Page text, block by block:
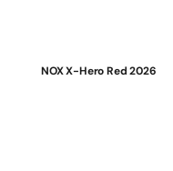
NOX X-Hero Red 2026